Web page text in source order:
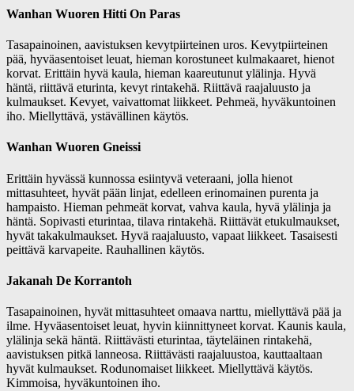
Wanhan Wuoren Hitti On Paras
Tasapainoinen, aavistuksen kevytpiirteinen uros. Kevytpiirteinen
pää, hyväasentoiset leuat, hieman korostuneet kulmakaaret, hienot
korvat. Erittäin hyvä kaula, hieman kaareutunut ylälinja. Hyvä
häntä, riittävä eturinta, kevyt rintakehä. Riittävä raajaluusto ja
kulmaukset. Kevyet, vaivattomat liikkeet. Pehmeä, hyväkuntoinen
iho. Miellyttävä, ystävällinen käytös.
Wanhan Wuoren Gneissi
Erittäin hyvässä kunnossa esiintyvä veteraani, jolla hienot
mittasuhteet, hyvät pään linjat, edelleen erinomainen purenta ja
hampaisto. Hieman pehmeät korvat, vahva kaula, hyvä ylälinja ja
häntä. Sopivasti eturintaa, tilava rintakehä. Riittävät etukulmaukset,
hyvät takakulmaukset. Hyvä raajaluusto, vapaat liikkeet. Tasaisesti
peittävä karvapeite. Rauhallinen käytös.
Jakanah De Korrantoh
Tasapainoinen, hyvät mittasuhteet omaava narttu, miellyttävä pää ja
ilme. Hyväasentoiset leuat, hyvin kiinnittyneet korvat. Kaunis kaula,
ylälinja sekä häntä. Riittävästi eturintaa, täyteläinen rintakehä,
aavistuksen pitkä lanneosa. Riittävästi raajaluustoa, kauttaaltaan
hyvät kulmaukset. Rodunomaiset liikkeet. Miellyttävä käytös.
Kimmoisa, hyväkuntoinen iho.